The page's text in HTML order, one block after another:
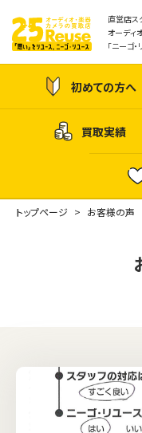
直営店ス
オーディ
「ニーゴ・
初めての方へ
買取実績
トップページ お客様の声